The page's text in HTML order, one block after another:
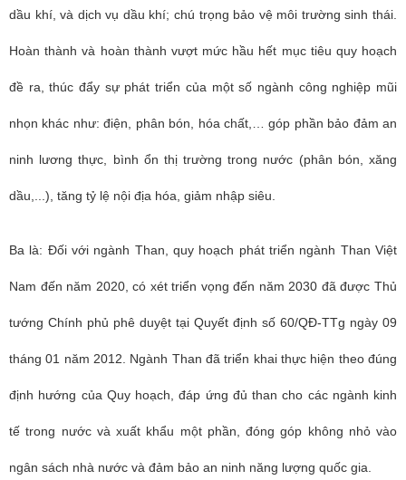
dầu khí, và dịch vụ dầu khí; chú trọng bảo vệ môi trường sinh thái.
Hoàn thành và hoàn thành vượt mức hầu hết mục tiêu quy hoạch
đề ra, thúc đẩy sự phát triển của một số ngành công nghiệp mũi
nhọn khác như: điện, phân bón, hóa chất,… góp phần bảo đảm an
ninh lương thực, bình ổn thị trường trong nước (phân bón, xăng
dầu,...), tăng tỷ lệ nội địa hóa, giảm nhập siêu.
Ba là: Đối với ngành Than, quy hoạch phát triển ngành Than Việt
Nam đến năm 2020, có xét triển vọng đến năm 2030 đã được Thủ
tướng Chính phủ phê duyệt tại Quyết định số 60/QĐ-TTg ngày 09
tháng 01 năm 2012. Ngành Than đã triển khai thực hiện theo đúng
định hướng của Quy hoạch, đáp ứng đủ than cho các ngành kinh
tế trong nước và xuất khẩu một phần, đóng góp không nhỏ vào
ngân sách nhà nước và đảm bảo an ninh năng lượng quốc gia.